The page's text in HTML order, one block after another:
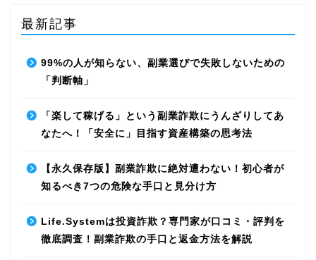
最新記事
99%の人が知らない、副業選びで失敗しないための
「判断軸」
「楽して稼げる」という副業詐欺にうんざりしてあ
なたへ！「安全に」目指す資産構築の思考法
【永久保存版】副業詐欺に絶対遭わない！初心者が
知るべき7つの危険な手口と見分け方
Life.Systemは投資詐欺？専門家が口コミ・評判を
徹底調査！副業詐欺の手口と返金方法を解説